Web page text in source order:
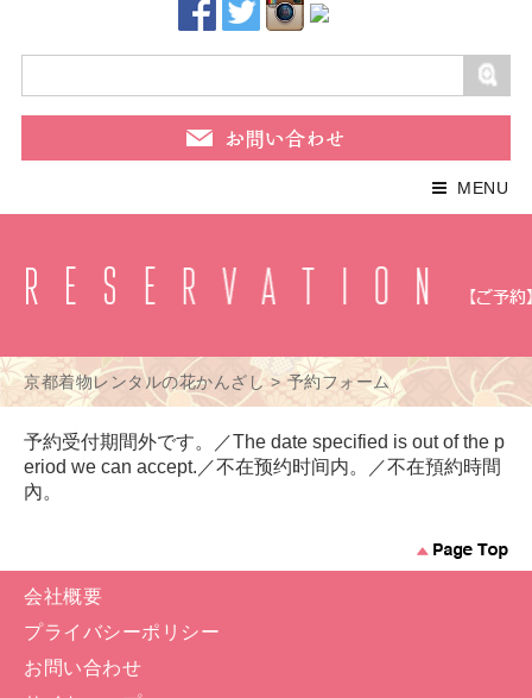
MENU
京都着物レンタルの花かんざし > 予約フォーム
予約受付期間外です。／The date specified is out of the p
eriod we can accept.／不在预约时间内。／不在預約時間
內。
会社概要
プライバシーポリシー
お問い合わせ